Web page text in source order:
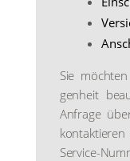
Sie
gen­heit
Anfra­ge
Ser­vice-